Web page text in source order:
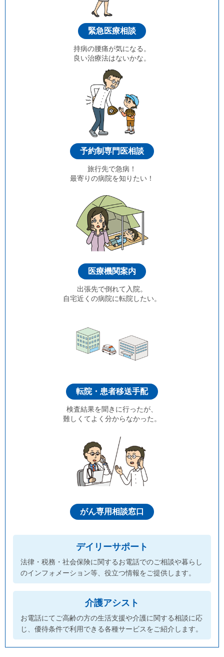
緊急医療相談
持病の腰痛が気になる。
良い治療法はないかな。
予約制専門医相談
旅行先で急病！
最寄りの病院を知りたい！
医療機関案内
出張先で倒れて入院。
自宅近くの病院に転院したい。
転院・患者移送手配
検査結果を聞きに行ったが、
難しくてよく分からなかった。
がん専用相談窓口
デイリーサポート
法律・税務・社会保険に関するお電話でのご相談や暮らし
のインフォメーション等、役立つ情報をご提供します。
介護アシスト
お電話にてご高齢の方の生活支援や介護に関する相談に応
じ、優待条件で利用できる各種サービスをご紹介します。